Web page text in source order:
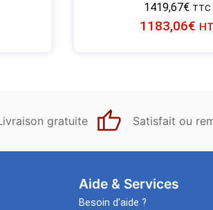
1419,67€ TTC
1183,06€ HT
gratuite Satisfait ou
Aide & Services​
Besoin d’aide ?